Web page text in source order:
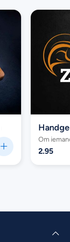
Om
2.95